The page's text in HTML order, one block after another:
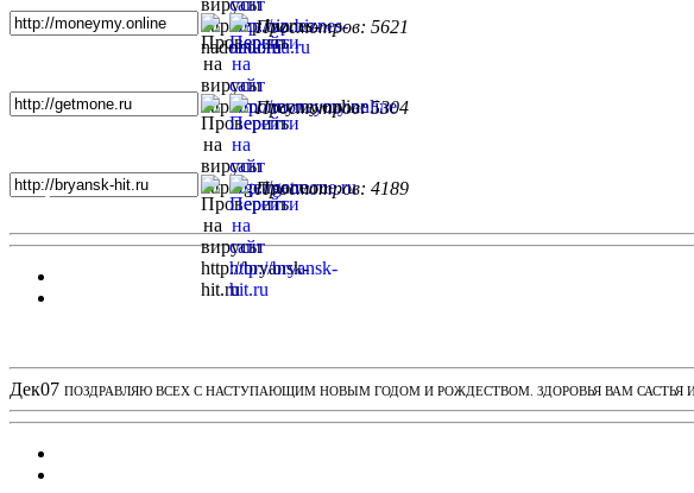
Просмотров: 5621
Просмотров: 5304
Просмотров: 4189
Дек07 ПОЗДРАВЛЯЮ ВСЕХ С НАСТУПАЮЩИМ НОВЫМ ГОДОМ И РОЖДЕСТВОМ. ЗДОРОВЬЯ ВАМ САСТЬЯ